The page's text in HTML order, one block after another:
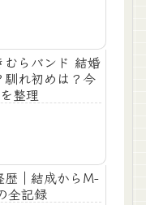
むらバンド 結婚
れ初めは？今
整理
歴｜結成からM-
全記録